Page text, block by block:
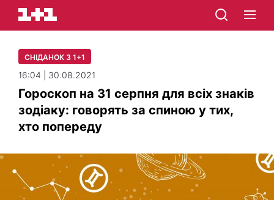
СНІДАНОК З 1+1
16:04 | 30.08.2021
Гороскоп на 31 серпня для всіх знаків
зодіаку: говорять за спиною у тих,
хто попереду